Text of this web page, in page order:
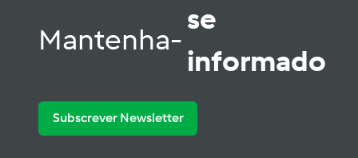
Mantenha-
se
informado
Subscrever Newsletter